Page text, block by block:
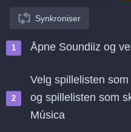
Synkroniser
Åpne Soundiiz og
Velg spillelisten
og spillelisten som
Música